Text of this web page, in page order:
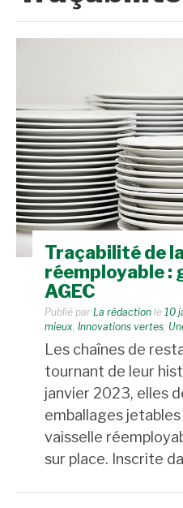
Traçabilité de
réemployable :
AGEC
Publié par La rédaction le 10
mieux, Innovations vertes,
Les chaînes de
tournant de leur
janvier 2023, elles
emballages
vaisselle
sur place. Inscrite